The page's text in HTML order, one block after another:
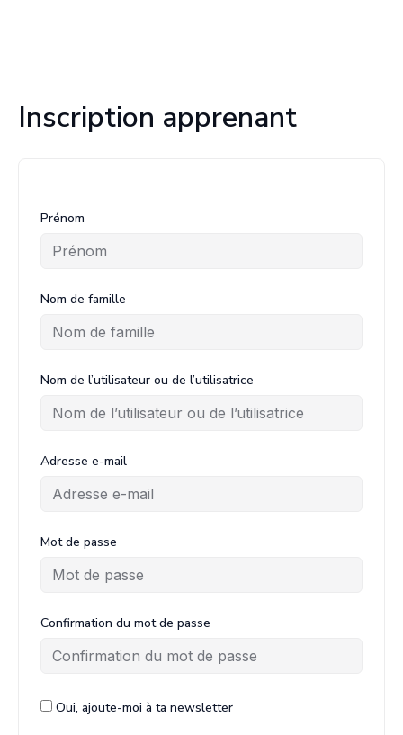
Inscription apprenant
Prénom
Nom de famille
Nom de l’utilisateur ou de l’utilisatrice
Adresse e-mail
Mot de passe
Confirmation du mot de passe
Oui, ajoute-moi à ta newsletter